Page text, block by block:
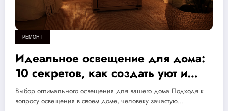
РЕМОНТ
Идеальное освещение для дома:
10 секретов, как создать уют и
стиль, которые вы обязательно
должны знать
Выбор оптимального освещения для вашего дома Подходя к
вопросу освещения в своем доме, человеку зачастую…